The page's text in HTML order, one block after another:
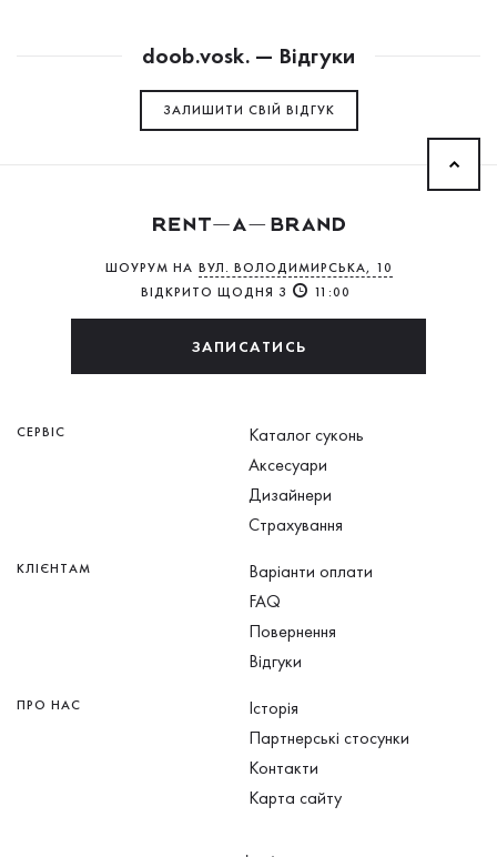
doob.vosk. — Відгуки
ЗАЛИШИТИ СВIЙ ВІДГУК
ШОУРУМ НА ВУЛ. ВОЛОДИМИРСЬКА, 10
ВІДКРИТО ЩОДНЯ З
11:00
ЗАПИСАТИСЬ
СЕРВІС
Каталог суконь
Аксесуари
Дизайнери
Страхування
КЛІЄНТАМ
Варіанти оплати
FAQ
Повернення
Відгуки
ПРО НАС
Історія
Партнерські стосунки
Контакти
Карта сайту